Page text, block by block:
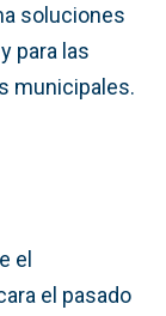
soluciones
para las
municipales.
el
el pasado